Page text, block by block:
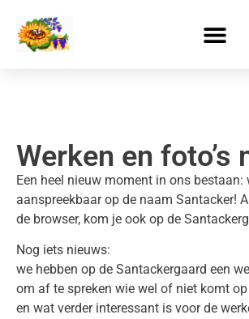
Werken en foto’s
Een heel nieuw moment in ons bestaan:
aanspreekbaar op de naam Santacker!
de browser, kom je ook op de
Nog iets nieuws:
we hebben op de Santackergaard een
om af te spreken wie wel of niet komt
en wat verder interessant is voor de